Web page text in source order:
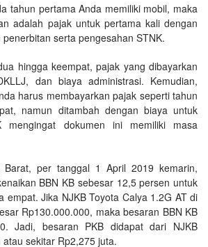
tahun pertama Anda memiliki mobil, maka
adalah pajak untuk pertama kali dengan
serta pengesahan STNK.
hingga keempat, pajak yang dibayarkan
dan biaya administrasi. Kemudian,
harus membayarkan pajak seperti tahun
namun ditambah dengan biaya untuk
mengingat dokumen ini memiliki masa
Barat, per tanggal 1 April 2019 kemarin,
BBN KB sebesar 12,5 persen untuk
empat. Jika NJKB Toyota Calya 1.2G AT di
Rp130.000.000, maka besaran BBN KB
Jadi, besaran PKB didapat dari NJKB
sekitar Rp2,275 juta.